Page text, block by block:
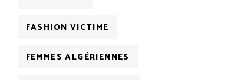
FASHION VICTIME
FEMMES ALGÉRIENNES